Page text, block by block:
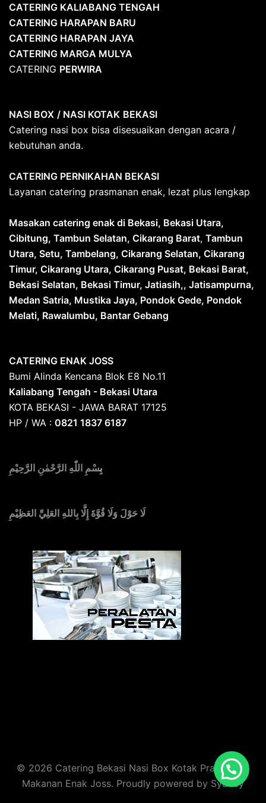
CATERING KALIABANG TENGAH
CATERING HARAPAN BARU
CATERING HARAPAN JAYA
CATERING MARGA MULYA
CATERING PERWIRA
NASI BOX / NASI KOTAK BEKASI
Catering nasi box bisa disesuaikan dengan acara /
kebutuhan anda.
CATERING PERNIKAHAN BEKASI
Layanan catering prasmanan enak, lezat plus lengkap
Masakan catering enak di Bekasi, Bekasi Utara,
Cibitung, Tambun Selatan, Cikarang Barat, Tambun
Utara, Setu, Tambelang, Cikarang Selatan, Cikarang
Timur, Cikarang Utara, Cikarang Pusat, Bekasi Barat,
Bekasi Selatan, Bekasi Timur, Jatiasih,, Jatisampurna,
Medan Satria, Mustika Jaya, Pondok Gede, Pondok
Melati, Rawalumbu, Bantar Gebang
CATERING ENAK JOSS
Bumi Alinda Kencana Blok E8 No.11
Kaliabang Tengah - Bekasi Utara
KOTA BEKASI - JAWA BARAT 17125
HP / WA : 0821 1837 6187
بِسْمِ اللّٰهِ الرَّحْمٰنِ الرَّحِيْمِ
لَا حَوْلَ وَلَا قُوَّةَ إِلَّا بِاللهِ العَلِيِّ العَظِيْمِ
© 2026 Catering Bekasi Nasi Box Kotak Prasmanan
Makanan Enak Joss. Proudly powered by Sydney